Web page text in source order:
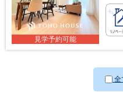
見学予約可能
全